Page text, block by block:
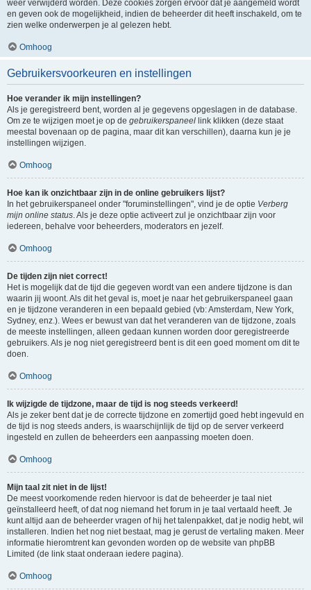
weer verwijderd worden. Deze cookies zorgen ervoor dat je aangemeld wordt
en geven ook de mogelijkheid, indien de beheerder dit heeft inschakeld, om te
zien welke onderwerpen je al gelezen hebt.
Omhoog
Gebruikersvoorkeuren en instellingen
Hoe verander ik mijn instellingen?
Als je geregistreerd bent, worden al je gegevens opgeslagen in de database.
Om ze te wijzigen moet je op de gebruikerspaneel link klikken (deze staat
meestal bovenaan op de pagina, maar dit kan verschillen), daarna kun je je
instellingen wijzigen.
Omhoog
Hoe kan ik onzichtbaar zijn in de online gebruikers lijst?
In het gebruikerspaneel onder "foruminstellingen", vind je de optie Verberg
mijn online status. Als je deze optie activeert zul je onzichtbaar zijn voor
iedereen, behalve voor beheerders, moderators en jezelf.
Omhoog
De tijden zijn niet correct!
Het is mogelijk dat de tijd die gegeven wordt van een andere tijdzone is dan
waarin jij woont. Als dit het geval is, moet je naar het gebruikerspaneel gaan
en je tijdzone veranderen in een bepaald gebied (vb: Amsterdam, New York,
Sydney, enz.). Wees er bewust van dat het veranderen van de tijdzone, zoals
de meeste instellingen, alleen gedaan kunnen worden door geregistreerde
gebruikers. Als je nog niet geregistreerd bent is dit een goed moment om dit te
doen.
Omhoog
Ik wijzigde de tijdzone, maar de tijd is nog steeds verkeerd!
Als je zeker bent dat je de correcte tijdzone en zomertijd goed hebt ingevuld en
de tijd is nog steeds anders, is waarschijnlijk de tijd op de server verkeerd
ingesteld en zullen de beheerders een aanpassing moeten doen.
Omhoog
Mijn taal zit niet in de lijst!
De meest voorkomende reden hiervoor is dat de beheerder je taal niet
geïnstalleerd heeft, of dat nog niemand het forum in je taal vertaald heeft. Je
kunt altijd aan de beheerder vragen of hij het talenpakket, dat je nodig hebt, wil
installeren. Indien het nog niet bestaat, mag je gerust de vertaling maken. Meer
informatie hieromtrent kan gevonden worden op de website van phpBB
Limited (de link staat onderaan iedere pagina).
Omhoog